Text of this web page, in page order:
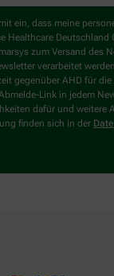
ein, dass meine
Healthcare Deutschland
zum Versand des
verarbeitet
gegenüber AHD für
Link in jedem
dafür und weitere
finden sich in der